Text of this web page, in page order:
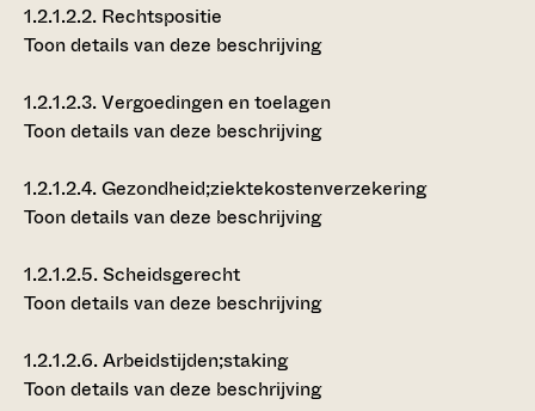
1.2.1.2.2. Rechtspositie
Toon details van deze beschrijving
1.2.1.2.3.Vergoedingen en toelagen
Toon details van deze beschrijving
1.2.1.2.4.Gezondheid;ziektekostenverzekering
Toon details van deze beschrijving
1.2.1.2.5.Scheidsgerecht
Toon details van deze beschrijving
1.2.1.2.6.Arbeidstijden;staking
Toon details van deze beschrijving